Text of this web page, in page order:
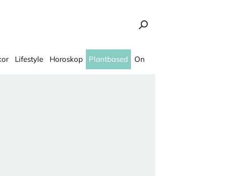
Lifestyle Horoskop Plantbased On